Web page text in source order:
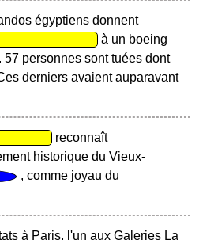
égyptiens donnent
à un boeing
personnes sont tuées dont
derniers avaient auparavant
reconnaît
historique du Vieux-
, comme joyau du
à Paris, l'un aux Galeries La